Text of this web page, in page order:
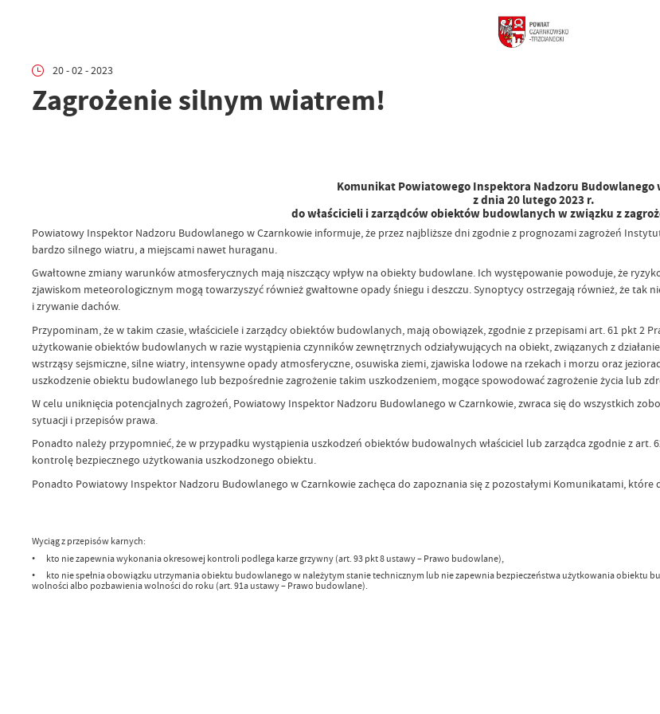
20 - 02 - 2023
Zagrożenie silnym wiatrem!
Komunikat Powiatowego Inspektora Nadzoru Budowlanego
z dnia 20 lutego 2023 r.
do właścicieli i zarządców obiektów budowlanych w związku z
Powiatowy Inspektor Nadzoru Budowlanego w Czarnkowie informuje, że przez najbliższe dni zgodnie z prognozami zagrożeń
bardzo silnego wiatru, a miejscami nawet huraganu.
Gwałtowne zmiany warunków atmosferycznych mają niszczący wpływ na obiekty budowlane. Ich występowanie powoduje, że
zjawiskom meteorologicznym mogą towarzyszyć również gwałtowne opady śniegu i deszczu. Synoptycy ostrzegają również, że
i zrywanie dachów.
Przypominam, że w takim czasie, właściciele i zarządcy obiektów budowlanych, mają obowiązek, zgodnie z przepisami art. 61 pkt 2
użytkowanie obiektów budowlanych w razie wystąpienia czynników zewnętrznych odziaływujących na obiekt, związanych z
wstrząsy sejsmiczne, silne wiatry, intensywne opady atmosferyczne, osuwiska ziemi, zjawiska lodowe na rzekach i morzu oraz
uszkodzenie obiektu budowlanego lub bezpośrednie zagrożenie takim uszkodzeniem, mogące spowodować zagrożenie życia lub
W celu uniknięcia potencjalnych zagrożeń, Powiatowy Inspektor Nadzoru Budowlanego w Czarnkowie, zwraca się do wszystkich
sytuacji i przepisów prawa.
Ponadto należy przypomnieć, że w przypadku wystąpienia uszkodzeń obiektów budowalnych właściciel lub zarządca zgodnie z
kontrolę bezpiecznego użytkowania uszkodzonego obiektu.
Ponadto Powiatowy Inspektor Nadzoru Budowlanego w Czarnkowie zachęca do zapoznania się z pozostałymi Komunikatami, które
Wyciąg z przepisów karnych:
• kto nie zapewnia wykonania okresowej kontroli podlega karze grzywny (art. 93 pkt 8 ustawy – Prawo budowlane),
• kto nie spełnia obowiązku utrzymania obiektu budowlanego w należytym stanie technicznym lub nie zapewnia bezpieczeństwa użytkowania obiektu
wolności albo pozbawienia wolności do roku (art. 91a ustawy – Prawo budowlane).